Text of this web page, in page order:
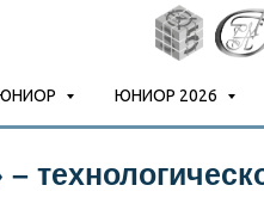
ЮНИОР 2026